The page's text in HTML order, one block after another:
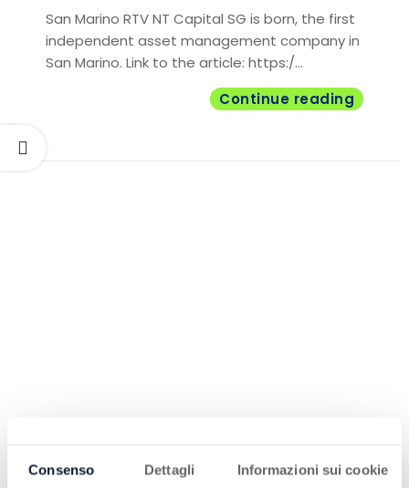
Consenso Dettagli Informazioni sui cookie
San Marino RTV NT Capital SG is born, the first
independent asset management company in
San Marino. Link to the article: https:/...
Continue reading